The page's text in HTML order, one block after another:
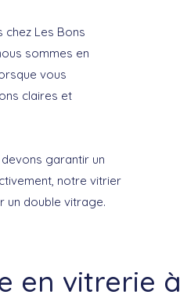
Les Bons
sommes en
vous
claires et
garantir un
notre vitrier
un double vitrage.
en vitrerie à